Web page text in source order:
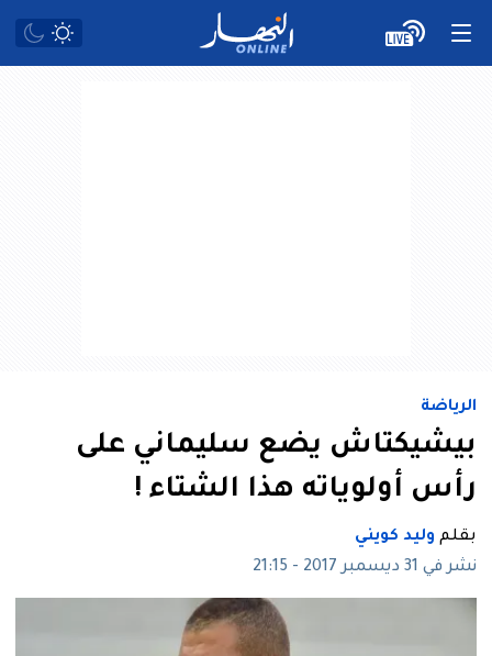
الرياضة
بيشيكتاش يضع سليماني على
رأس أولوياته هذا الشتاء !
بقلم وليد كويني
نشر في 31 ديسمبر 2017 - 21:15